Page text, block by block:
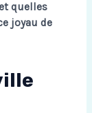
quelles
joyau de